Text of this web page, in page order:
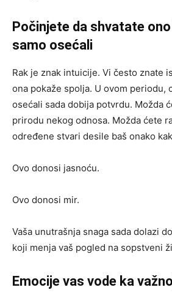
Počinjete da shvatate
samo osećali
Rak je znak intuicije. Vi često znate
ona pokaže spolja. U ovom periodu,
osećali sada dobija potvrdu. Možda
prirodu nekog odnosa. Možda ćete
određene stvari desile baš onako
Ovo donosi jasnoću.
Ovo donosi mir.
Vaša unutrašnja snaga sada dolazi
koji menja vaš pogled na sopstveni
Emocije vas vode ka